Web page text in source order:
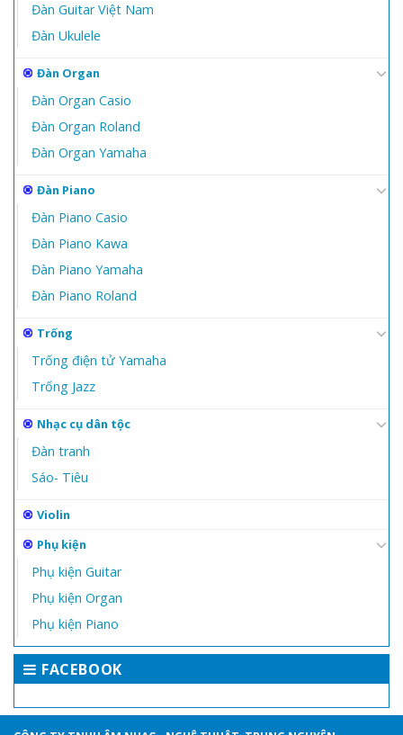
Đàn Guitar Việt Nam
Đàn Ukulele
Đàn Organ
Đàn Organ Casio
Đàn Organ Roland
Đàn Organ Yamaha
Đàn Piano
Đàn Piano Casio
Đàn Piano Kawa
Đàn Piano Yamaha
Đàn Piano Roland
Trống
Trống điện tử Yamaha
Trống Jazz
Nhạc cụ dân tộc
Đàn tranh
Sáo- Tiêu
Violin
Phụ kiện
Phụ kiện Guitar
Phụ kiện Organ
Phụ kiện Piano
FACEBOOK